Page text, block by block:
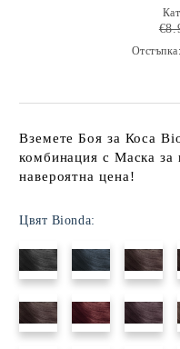
Отстъпка:
Вземете Боя за Коса
комбинация с Маска за
навероятна цена!
Цвят Bionda: